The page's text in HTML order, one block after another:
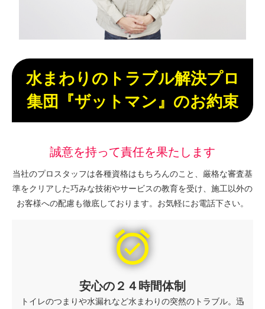
水まわりのトラブル解決プロ
集団『ザットマン』のお約束
誠意を持って責任を果たします
当社のプロスタッフは各種資格はもちろんのこと、厳格な審査基
準をクリアした巧みな技術やサービスの教育を受け、施工以外の
お客様への配慮も徹底しております。お気軽にお電話下さい。
alarm_on
安心の２４時間体制
トイレのつまりや水漏れなど水まわりの突然のトラブル。迅